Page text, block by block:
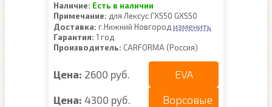
Наличие: Есть в наличии
Примечание: для Лексус ГХ550 GX550
Доставка: г.Нижний Новгород изменить
Гарантия: 1 год
Производитель: CARFORMA (Россия)
Цена: 2600 руб. EVA
Цена: 4300 руб. Ворсовые